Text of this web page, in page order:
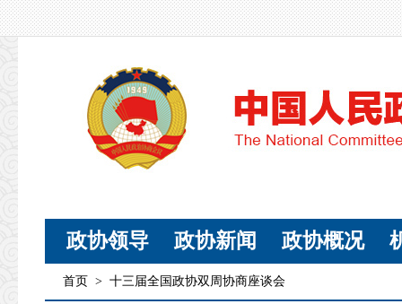
政协领导 政协新闻 政协概况
首页 > 十三届全国政协双周协商座谈会